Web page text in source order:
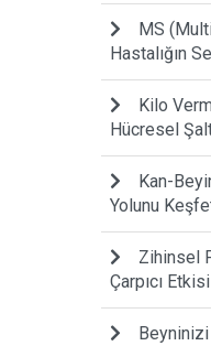
MS
Hastalığın
Kilo
Hücresel
Kan-
Yolunu
Zihinsel
Çarpıcı Etkisi